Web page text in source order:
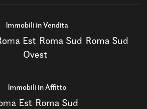
Immobili in Vendita
Est Roma Sud Roma Sud
Ovest
Immobili in Affitto
Est Roma Sud